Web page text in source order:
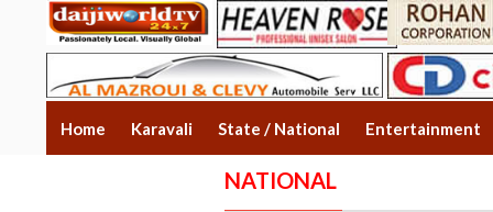
Home Karavali State / National Entertainment
NATIONAL